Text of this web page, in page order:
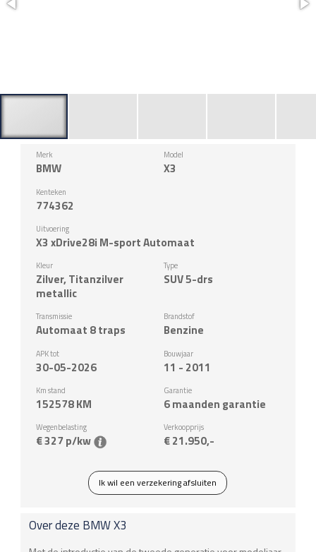
Merk
BMW
Model
X3
Kenteken
774362
Uitvoering
X3 xDrive28i M-sport Automaat
Kleur
Zilver, Titanzilver
metallic
Type
SUV 5-drs
Transmissie
Automaat 8 traps
Brandstof
Benzine
APK tot
30-05-2026
Bouwjaar
11 - 2011
Km stand
152578KM
Garantie
6 maanden garantie
Wegenbelasting
€ 327 p/kw
Verkoopprijs
€ 21.950,-
Ik wil een verzekering afsluiten
Over deze BMWX3